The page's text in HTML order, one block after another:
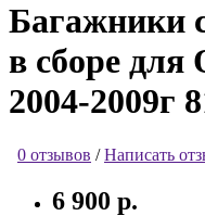
Багажники
в сборе для
2004-2009г
0 отзывов /Написать
6 900 р.